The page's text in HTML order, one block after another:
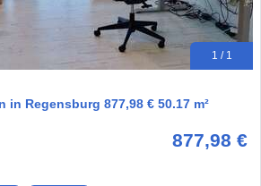
1 / 1
in Regensburg 877,98 € 50.17 m²
877,98 €